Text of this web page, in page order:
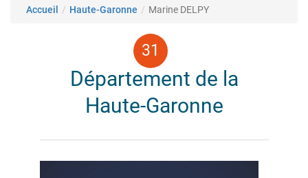
Fil d'Ariane
Accueil Haute-Garonne Marine DELPY
Département de la
Haute-Garonne